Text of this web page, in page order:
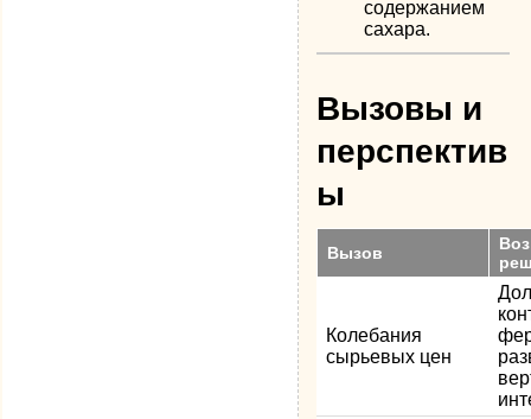
содержанием
сахара.
Вызовы и
перспектив
ы
Вызов
Колебания
сырьевых цен